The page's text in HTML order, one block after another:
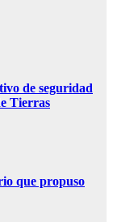
de seguridad
Tierras
que propuso